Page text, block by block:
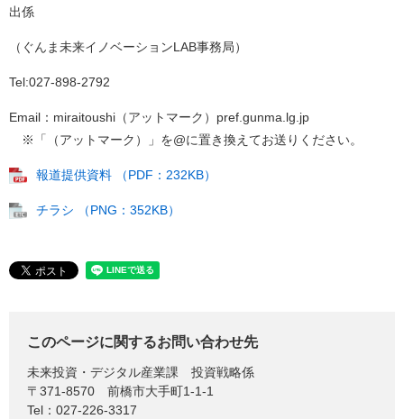
出係
（ぐんま未来イノベーションLAB事務局）
Tel:027-898-2792
Email：miraitoushi（アットマーク）pref.gunma.lg.jp
※「（アットマーク）」を@に置き換えてお送りください。
報道提供資料 （PDF：232KB）
チラシ （PNG：352KB）
このページに関するお問い合わせ先
未来投資・デジタル産業課
投資戦略係
〒371-8570
前橋市大手町1-1-1
Tel：027-226-3317